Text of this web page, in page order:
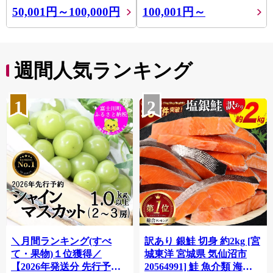
50,001円～100,000円 100,001円～
週間人気ランキング
1
＼月間ランキング(すべ
て・果物)１位獲得／
【2026年発送分 先行予
2
訳あり 銀鮭 切身 約2kg [宮
城東洋 宮城県 気仙沼市
20564991] 鮭 魚介類 海鮮